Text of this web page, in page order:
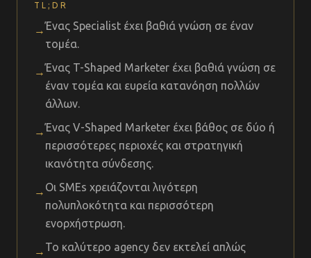
TL;DR
→Ένας Specialist έχει βαθιά γνώση σε έναν
τομέα.
→Ένας T-Shaped Marketer έχει βαθιά γνώση σε
έναν τομέα και ευρεία κατανόηση πολλών
άλλων.
→Ένας V-Shaped Marketer έχει βάθος σε δύο ή
περισσότερες περιοχές και στρατηγική
ικανότητα σύνδεσης.
→ Οι SMEs χρειάζονται λιγότερη
πολυπλοκότητα και περισσότερη
ενορχήστρωση.
→ Το καλύτερο agency δεν εκτελεί απλώς